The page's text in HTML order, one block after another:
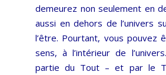
demeurez non seulement en
aussi en dehors de l’univers
l’être. Pourtant, vous pouvez
sens, à l’intérieur de
partie du Tout – et par le